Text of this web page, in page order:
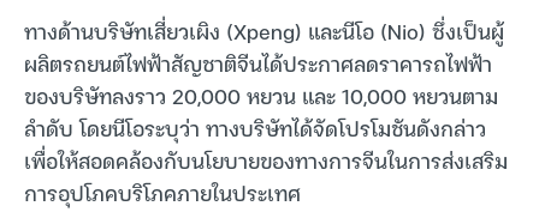
ทางด้านบริษัทเสี่ยวเผิง (Xpeng) และนีโอ (Nio) ซึ่งเป็นผู้
ผลิตรถยนต์ไฟฟ้าสัญชาติจีนได้ประกาศลดราคารถไฟฟ้า
ของบริษัทลงราว 20,000 หยวน และ 10,000 หยวนตาม
ลำดับ โดยนีโอระบุว่า ทางบริษัทได้จัดโปรโมชันดังกล่าว
เพื่อให้สอดคล้องกับนโยบายของทางการจีนในการส่งเสริม
การอุปโภคบริโภคภายในประเทศ